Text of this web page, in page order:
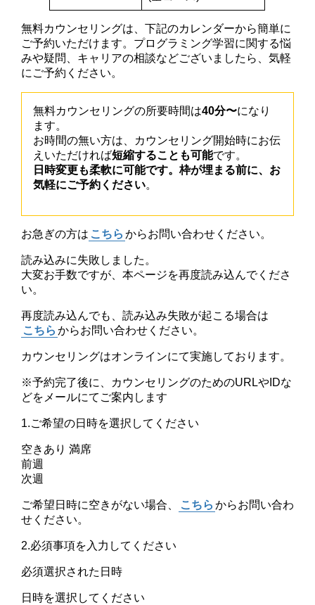
無料カウンセリングは、下記のカレンダーから簡単に
ご予約いただけます。プログラミング学習に関する悩
みや疑問、キャリアの相談などございましたら、気軽
にご予約ください。
無料カウンセリングの所要時間は40分〜になり
ます。
お時間の無い方は、カウンセリング開始時にお伝
えいただければ短縮することも可能です。
日時変更も柔軟に可能です。枠が埋まる前に、お
気軽にご予約ください。
お急ぎの方は こちら からお問い合わせください。
読み込みに失敗しました。
大変お手数ですが、本ページを再度読み込んでくださ
い。
再度読み込んでも、読み込み失敗が起こる場合は
こちら からお問い合わせください。
カウンセリングはオンラインにて実施しております。
※予約完了後に、カウンセリングのためのURLやIDな
どをメールにてご案内します
1.ご希望の日時を選択してください
空きあり 満席
前週
次週
ご希望日時に空きがない場合、 こちら からお問い合わ
せください。
2.必須事項を入力してください
必須選択された日時
日時を選択してください